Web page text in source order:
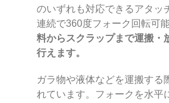
のいずれも対応できるアタッ
連続で360度フォーク回転可能
料からスクラップまで運搬・
行えます。
ガラ物や液体などを運搬する
れています。フォークを水平